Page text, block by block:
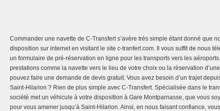
Commander une navette de C-Transfert s’avère très simple étant donné que
disposition sur internet en visitant le site c-tranfert.com. Il vous suffit de nous
un formulaire de pré-réservation en ligne pour les transports vers les
prestations comme la navette vers le lieu de votre choix ou la réservation
pouvez faire une demande de devis gratuit. Vous avez besoin d’un trajet
Saint-Hilarion ? Rien de plus simple avec C-Transfert. Spécialisée dans le
société met un véhicule à votre disposition à Gare Montparnasse, que vous
pour vous amener jusqu’à Saint-Hilarion. Ainsi, en nous faisant confiance,